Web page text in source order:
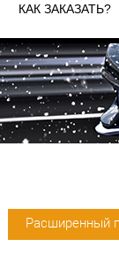
КАК ЗАКАЗАТЬ?
Расширенный